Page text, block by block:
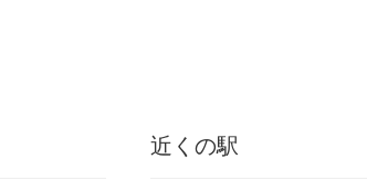
近くの駅